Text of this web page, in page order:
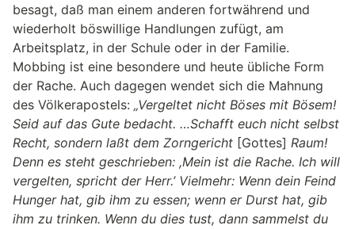
besagt, daß man einem anderen fortwährend und
wiederholt böswillige Handlungen zufügt, am
Arbeitsplatz, in der Schule oder in der Familie.
Mobbing ist eine besondere und heute übliche Form
der Rache. Auch dagegen wendet sich die Mahnung
des Völkerapostels: „Vergeltet nicht Böses mit Bösem!
Seid auf das Gute bedacht. …Schafft euch nicht selbst
Recht, sondern laßt dem Zorngericht [Gottes] Raum!
Denn es steht geschrieben: ,Mein ist die Rache. Ich will
vergelten, spricht der Herr.’ Vielmehr: Wenn dein Feind
Hunger hat, gib ihm zu essen; wenn er Durst hat, gib
ihm zu trinken. Wenn du dies tust, dann sammelst du